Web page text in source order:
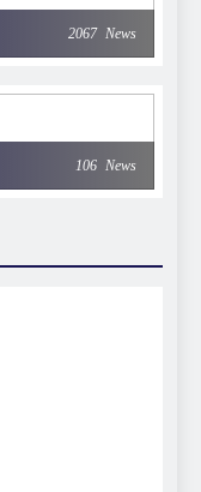
2067 News
106 News